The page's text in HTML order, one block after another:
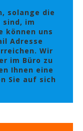
solange die
sind, im
können uns
Adresse
Wir
im Büro zu
Ihnen eine
Sie auf sich